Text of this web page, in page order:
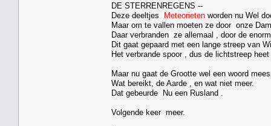
DE STERRENREGENS --
Deze deeltjes Meteorieten worden nu Wel
Maar om te vallen moeten ze door onze
Daar verbranden ze allemaal , door de
Dit gaat gepaard met een lange streep van
Het verbrande spoor , dus de lichtstreep
Maar nu gaat de Grootte wel een woord
Wat bereikt, de Aarde , en wat niet meer.
Dat gebeurde Nu een Rusland .
Volgende keer meer.